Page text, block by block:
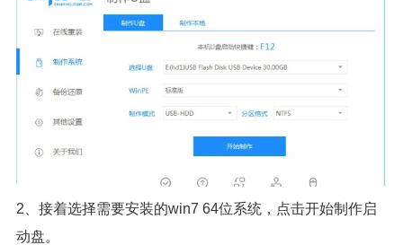
2、接着选择需要安装的win7 64位系统，点击开始制作启
动盘。